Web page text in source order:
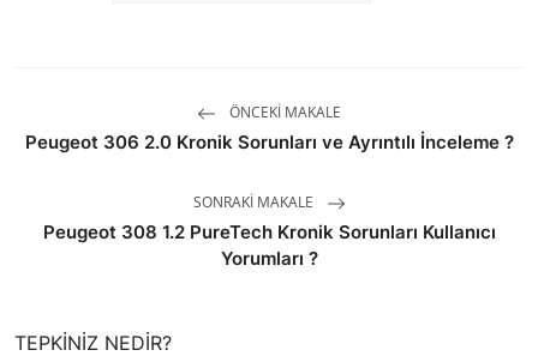
ÖNCEKI MAKALE
Peugeot 306 2.0 Kronik Sorunları ve Ayrıntılı İnceleme ?
SONRAKI MAKALE
Peugeot 308 1.2 PureTech Kronik Sorunları Kullanıcı
Yorumları ?
TEPKINIZ NEDIR?